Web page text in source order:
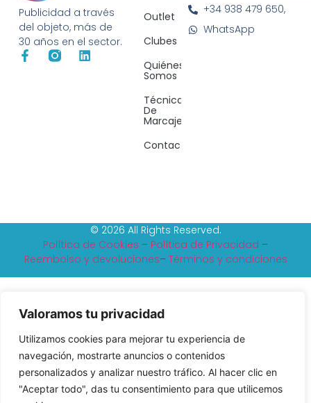
Valoramos tu privacidad
Utilizamos cookies para mejorar tu experiencia de
navegación, mostrarte anuncios o contenidos
personalizados y analizar nuestro tráfico. Al hacer clic en
"Aceptar todo", das tu consentimiento para que utilicemos
Publicidad a través
del objeto, más de
30 años en el sector.
Outlet
Clubes
Quiénes
Somos
Técnicas
De
Marcaje
Contacto
+34 938 479 650,
WhatsApp
© 2026 All Rights Reserved.
Política de Cookies – Política de Privacidad –
Reembolso y devoluciones– Tèrminos y condiciones